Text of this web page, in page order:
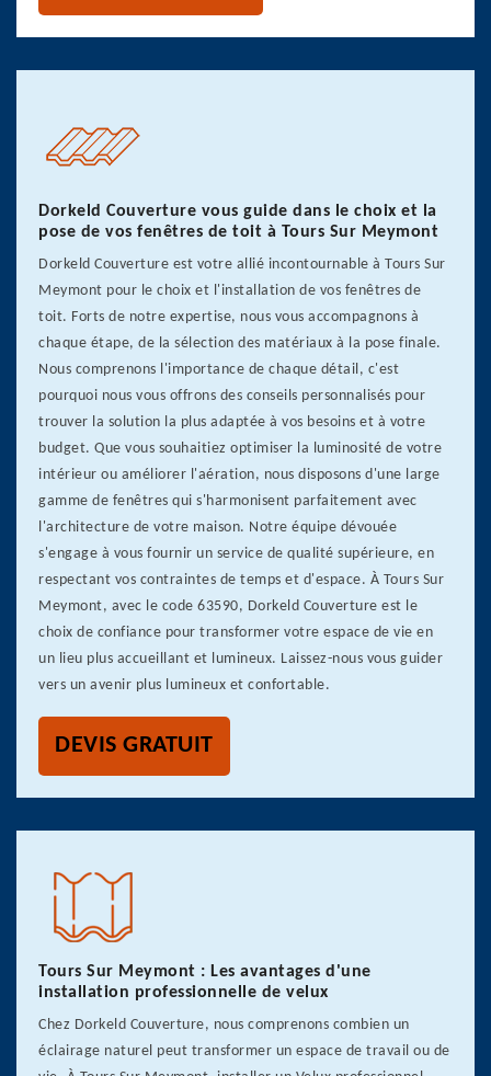
Dorkeld Couverture vous guide dans le choix et la
pose de vos fenêtres de toit à Tours Sur Meymont
Dorkeld Couverture est votre allié incontournable à Tours Sur
Meymont pour le choix et l'installation de vos fenêtres de
toit. Forts de notre expertise, nous vous accompagnons à
chaque étape, de la sélection des matériaux à la pose finale.
Nous comprenons l'importance de chaque détail, c'est
pourquoi nous vous offrons des conseils personnalisés pour
trouver la solution la plus adaptée à vos besoins et à votre
budget. Que vous souhaitiez optimiser la luminosité de votre
intérieur ou améliorer l'aération, nous disposons d'une large
gamme de fenêtres qui s'harmonisent parfaitement avec
l'architecture de votre maison. Notre équipe dévouée
s'engage à vous fournir un service de qualité supérieure, en
respectant vos contraintes de temps et d'espace. À Tours Sur
Meymont, avec le code 63590, Dorkeld Couverture est le
choix de confiance pour transformer votre espace de vie en
un lieu plus accueillant et lumineux. Laissez-nous vous guider
vers un avenir plus lumineux et confortable.
DEVIS GRATUIT
Tours Sur Meymont : Les avantages d'une
installation professionnelle de velux
Chez Dorkeld Couverture, nous comprenons combien un
éclairage naturel peut transformer un espace de travail ou de